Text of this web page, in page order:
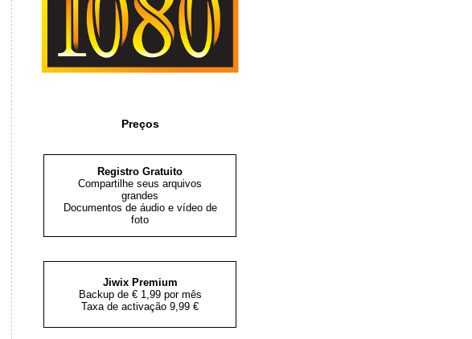
Preços
Registro Gratuito
Compartilhe seus arquivos
grandes
Documentos de áudio e vídeo de
foto
Jiwix Premium
Backup de € 1,99 por mês
Taxa de activação 9,99 €